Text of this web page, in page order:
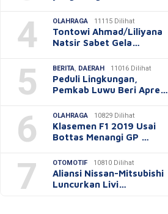
4 OLAHRAGA 11115 Dilihat
Tontowi Ahmad/Liliyana
Natsir Sabet Gela…
5 BERITA DAERAH 11016 Dilihat
Peduli Lingkungan,
Pemkab Luwu Beri Apre…
6 OLAHRAGA 10829 Dilihat
Klasemen F1 2019 Usai
Bottas Menangi GP …
7 OTOMOTIF 10810 Dilihat
Aliansi Nissan-Mitsubishi
Luncurkan Livi…